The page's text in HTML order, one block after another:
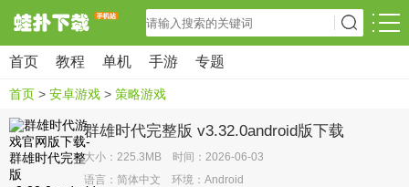
首页 教程 单机 手游 专题
首页 > 安卓游戏 > 策略游戏
群雄时代完整版 v3.32.0android版下载
大小：225.3MB 时间：2026-06-03
语言：简体中文 环境：Android